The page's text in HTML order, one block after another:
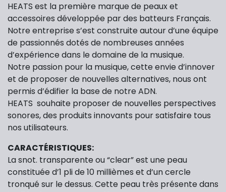
HEATS est la première marque de peaux et
accessoires développée par des batteurs Français.
Notre entreprise s’est construite autour d’une équipe
de passionnés dotés de nombreuses années
d’expérience dans le domaine de la musique.
Notre passion pour la musique, cette envie d’innover
et de proposer de nouvelles alternatives, nous ont
permis d’édifier la base de notre ADN.
HEATS souhaite proposer de nouvelles perspectives
sonores, des produits innovants pour satisfaire tous
nos utilisateurs.
CARACTÉRISTIQUES:
La snot. transparente ou “clear” est une peau
constituée d’1 pli de 10 millièmes et d’un cercle
tronqué sur le dessus. Cette peau très présente dans